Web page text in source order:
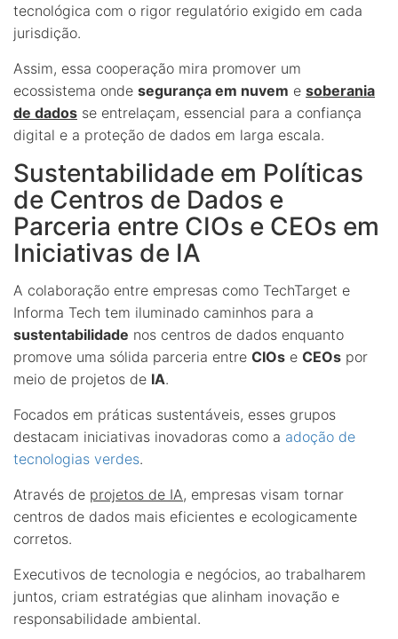
tecnológica com o rigor regulatório exigido em cada
jurisdição.
Assim, essa cooperação mira promover um
ecossistema onde segurança em nuvem e soberania
de dados se entrelaçam, essencial para a confiança
digital e a proteção de dados em larga escala.
Sustentabilidade em Políticas
de Centros de Dados e
Parceria entre CIOs e CEOs em
Iniciativas de IA
A colaboração entre empresas como TechTarget e
Informa Tech tem iluminado caminhos para a
sustentabilidade nos centros de dados enquanto
promove uma sólida parceria entre CIOs e CEOs por
meio de projetos de IA.
Focados em práticas sustentáveis, esses grupos
destacam iniciativas inovadoras como a adoção de
tecnologias verdes.
Através de projetos de IA, empresas visam tornar
centros de dados mais eficientes e ecologicamente
corretos.
Executivos de tecnologia e negócios, ao trabalharem
juntos, criam estratégias que alinham inovação e
responsabilidade ambiental.